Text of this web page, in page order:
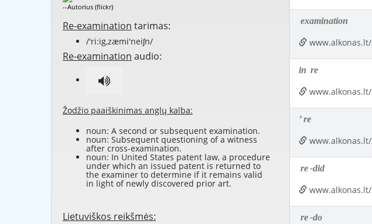
--Autorius (flickr)
Re-examination tarimas:
/'ri:ig,zæmi'neiʃn/
Re-examination audio:
Žodžio paaiškinimas anglų kalba:
noun: A second or subsequent examination.
noun: Subsequent questioning of a witness
after cross-examination.
noun: In United States patent law, a procedure
under which an issued patent is returned to
the examiner to determine if it remains valid
in light of newly discovered prior art.
Lietuviškos reikšmės:
examination
in re
’re
re-did
re-do